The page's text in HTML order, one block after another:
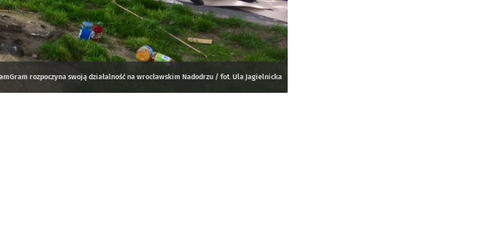
rozpoczyna swoją działalność na wrocławskim Nadodrzu / fot. Ula Jagielnicka